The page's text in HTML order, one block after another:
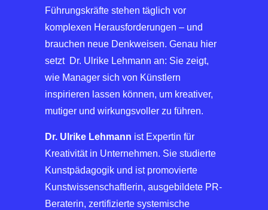
Führungskräfte stehen täglich vor
komplexen Herausforderungen – und
brauchen neue Denkweisen. Genau hier
setzt Dr. Ulrike Lehmann an: Sie zeigt,
wie Manager sich von Künstlern
inspirieren lassen können, um kreativer,
mutiger und wirkungsvoller zu führen.
Dr. Ulrike Lehmann ist Expertin für
Kreativität in Unternehmen. Sie studierte
Kunstpädagogik und ist promovierte
Kunstwissenschaftlerin, ausgebildete PR-
Beraterin, zertifizierte systemische